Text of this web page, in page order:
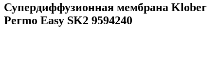
Супердиффузионная мембрана Klober
Permo Easy SK2 9594240